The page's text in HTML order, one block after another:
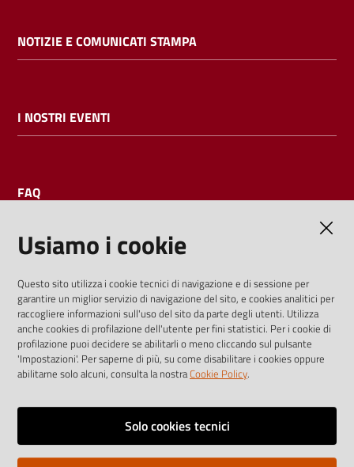
bibliotecario
NOTIZIE E COMUNICATI STAMPA
I NOSTRI EVENTI
FAQ
I dati personali pubblicati sono riutilizzabili solo alle condizioni
previste dalla direttiva comunitaria 2003/98/CE e dal d.lgs.
36/2006
Vai alla pagina
Note legali
Usiamo i cookie
Questo sito utilizza i cookie tecnici di navigazione e di sessione per
garantire un miglior servizio di navigazione del sito, e cookies analitici per
raccogliere informazioni sull'uso del sito da parte degli utenti. Utilizza
anche cookies di profilazione dell'utente per fini statistici. Per i cookie di
profilazione puoi decidere se abilitarli o meno cliccando sul pulsante
'Impostazioni'. Per saperne di più, su come disabilitare i cookies oppure
abilitarne solo alcuni, consulta la nostraCookie Policy.
Solo cookies tecnici